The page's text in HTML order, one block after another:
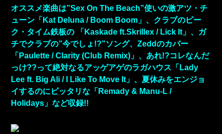
オススメ楽曲は”Sex On The Beach”使いの激アツ・チ
ューン「Kat Deluna / Boom Boom」、クラブのピー
ク・タイム鉄板の 「Kaskade ft.Skrillex / Lick It」、ガ
チでクラブの”今でしょ!?”ソング、Zeddのカバー
「Paulette / Clarity (Club Remix)」、あれ!?コレなんだ
っけ??って絶対なるアッゲアゲのラガハウス「Lady
Lee ft. Big Ali / I Like To Move It」、夏休みをエンジョ
イするのにピッタリな「Remady & Manu-L /
Holidays」など収録!!